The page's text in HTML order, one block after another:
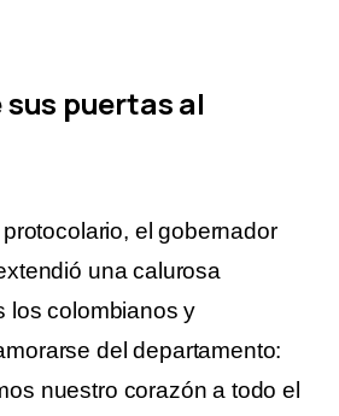
sus puertas al
el gobernador
una calurosa
los colombianos y
del departamento:
nuestro corazón a todo el